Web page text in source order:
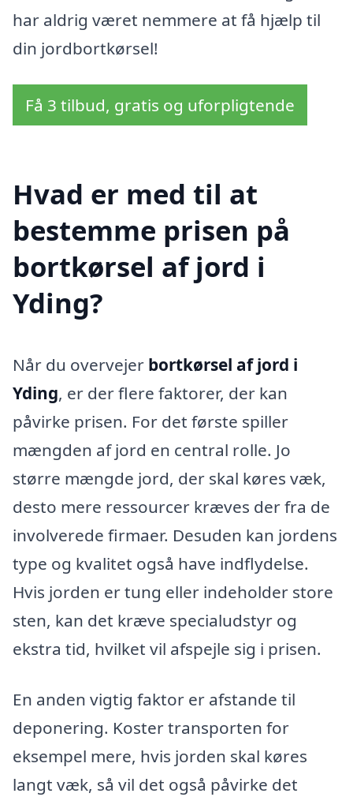
har aldrig været nemmere at få hjælp til
din jordbortkørsel!
Få 3 tilbud, gratis og uforpligtende
Hvad er med til at
bestemme prisen på
bortkørsel af jord i
Yding?
Når du overvejer bortkørsel af jord i
Yding, er der flere faktorer, der kan
påvirke prisen. For det første spiller
mængden af jord en central rolle. Jo
større mængde jord, der skal køres væk,
desto mere ressourcer kræves der fra de
involverede firmaer. Desuden kan jordens
type og kvalitet også have indflydelse.
Hvis jorden er tung eller indeholder store
sten, kan det kræve specialudstyr og
ekstra tid, hvilket vil afspejle sig i prisen.
En anden vigtig faktor er afstande til
deponering. Koster transporten for
eksempel mere, hvis jorden skal køres
langt væk, så vil det også påvirke det